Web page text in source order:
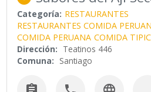
Categoría: RESTAURANTES
RESTAURANTES COMIDA
COMIDA PERUANA COMIDA
Dirección: Teatinos 446
Comuna: Santiago